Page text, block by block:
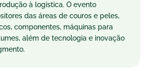
à logística. O evento
das áreas de couros e peles,
componentes, máquinas para
além de tecnologia e inovação